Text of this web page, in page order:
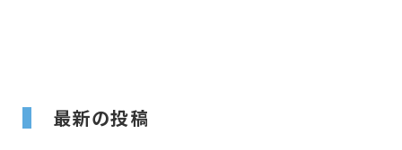
最新の投稿